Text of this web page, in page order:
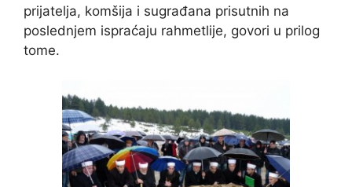
prijatelja, komšija i sugrađana prisutnih na
poslednjem ispraćaju rahmetlije, govori u prilog
tome.